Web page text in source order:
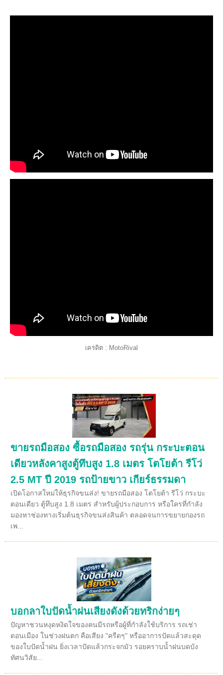
เครดิต : MotoRival
ขายรถมือสอง ซื้อรถมือสอง รถรุ่น กระบะตอน
เดียวหลังคาสูงตู้ทึบสูง 1.8 เมตร โตโยต้า รีโว่
2.5 MT ปี 2019 รถป้ายขาว เกียร์ธรรมดา
เปิดโอกาสใหม่ให้ธุรกิจขนส่ง! ขายรถมือสอง โตโยต้า รีโว่ กระบะ
ตอนเดียว ตู้ทึบสูง 1.8 เมตร สำหรับผู้ประกอบการ หรือใครที่กำลัง
มองหาช่องทางเริ่มต้นธุรกิจขนส่งสินค้า ตลอดจนการขยายกองรถ
เพ...
บอกลาใบปัดน้ำฝนเสียงดังด้วยทริกง่ายๆ
ปัญหาชวนหงุดหงิดใจของคนมีรถหรือผู้ที่กำลังใช้บริการ รถเช่า
ดอนเมือง ในช่วงฝนตก คือเสียง "ครืดๆ" หรืออาการปัดแล้วสะดุด
ของใบปัดน้ำฝน ยิ่งเวลาปัดแล้วกระจกมัว รอยคราบน้ำฝนบดบัง
ทัศนวิสัย...